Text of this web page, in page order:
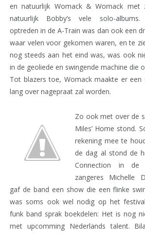
en natuurlijk Womack & Womack met
natuurlijk Bobby’s vele solo-albums.
optreden in de A-Train was dan ook een
waar velen voor gekomen waren, en te
nog steeds aan het eind was, was ook
in de geoliede en swingende machine die
Tot blazers toe, Womack maakte er
lang over nagepraat zal worden.
Zo ook met over de
Miles’ Home stond.
rekening mee te
de dag al stond de
Connection in de
zangeres Michelle
gaf de band een show die een flinke
was soms ook wel nodig op het
funk band sprak boekdelen: Het is nog
met upcomming Nederlands talent.